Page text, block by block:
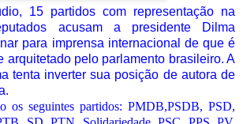
15 partidos com representação na
acusam a presidente Dilma
para imprensa internacional de que é
arquitetado pelo parlamento brasileiro. A
tenta inverter sua posição de autora de
os seguintes partidos: PMDB,PSDB, PSD,